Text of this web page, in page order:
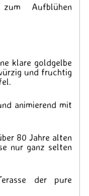
zum Aufblühen
klare goldgelbe
und fruchtig
animierend mit
80 Jahre alten
nur ganz selten
der pure